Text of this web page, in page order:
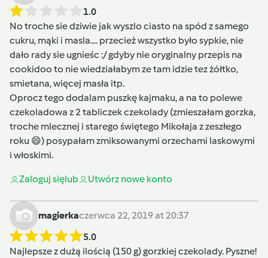
1.0
No troche sie dziwie jak wyszlo ciasto na spód z samego
cukru, mąki i masla.... przecież wszystko było sypkie, nie
dało rady sie ugnieśc :/ gdyby nie oryginalny przepis na
cookidoo to nie wiedziałabym ze tam idzie tez żółtko,
smietana, więcej masła itp.
Oprocz tego dodalam puszkę kajmaku, a na to polewe
czekoladowa z 2 tabliczek czekolady (zmieszałam gorzka,
troche mlecznej i starego świętego Mikołaja z zeszłego
roku 😄) posypałam zmiksowanymi orzechami laskowymi
i włoskimi.
Zaloguj sięlub Utwórz nowe konto
magierkaczerwca 22, 2019 at 20:37
5.0
Najlepsze z dużą ilością (150 g) gorzkiej czekolady. Pyszne!